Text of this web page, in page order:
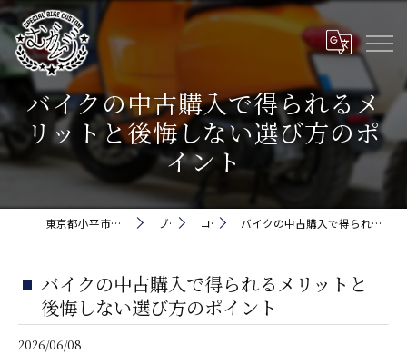
バイクの中古購入で得られるメ
リットと後悔しない選び方のポ
イント
東京都小平市でバイクなら株式会社5cm ブログ コラム バイクの中古購入で得られるメリットと後悔しない選び方のポイント
バイクの中古購入で得られるメリットと
後悔しない選び方のポイント
2026/06/08